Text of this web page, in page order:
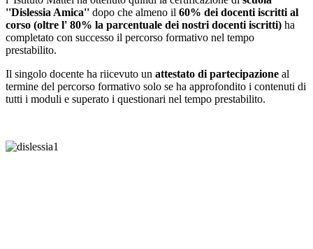
''Dislessia Amica'' dopo che almeno il 60% dei docenti iscritti al
corso (oltre l' 80% la parcentuale dei nostri docenti iscritti) ha
completato con successo il percorso formativo nel tempo
prestabilito.
Il singolo docente ha riicevuto un attestato di partecipazione al
termine del percorso formativo solo se ha approfondito i contenuti di
tutti i moduli e superato i questionari nel tempo prestabilito.